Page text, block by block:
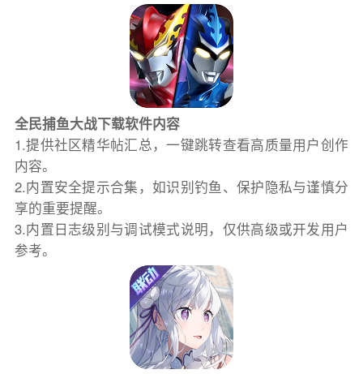
全民捕鱼大战下载软件内容
1.提供社区精华帖汇总，一键跳转查看高质量用户创作
内容。
2.内置安全提示合集，如识别钓鱼、保护隐私与谨慎分
享的重要提醒。
3.内置日志级别与调试模式说明，仅供高级或开发用户
参考。